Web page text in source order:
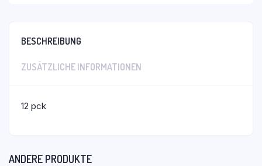
BESCHREIBUNG
ZUSÄTZLICHE INFORMATIONEN
12 pck
ANDERE PRODUKTE